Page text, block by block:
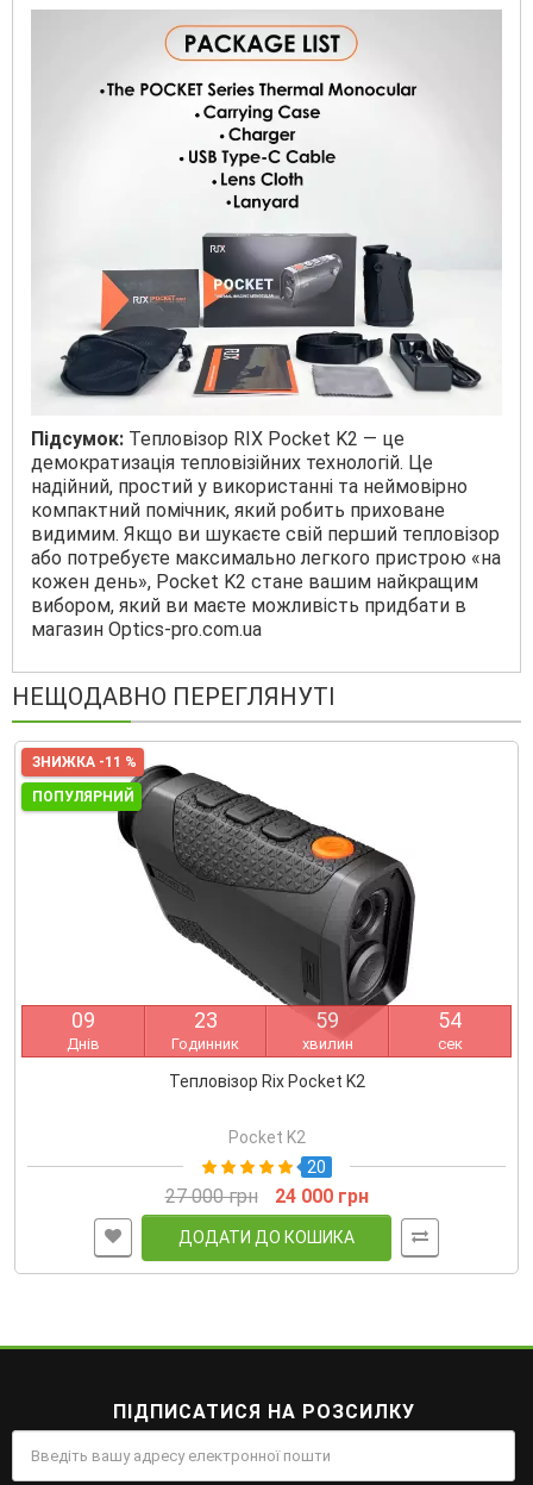
Підсумок: Тепловізор RIX Pocket K2 — це
демократизація тепловізійних технологій. Це
надійний, простий у використанні та неймовірно
компактний помічник, який робить приховане
видимим. Якщо ви шукаєте свій перший тепловізор
або потребуєте максимально легкого пристрою «на
кожен день», Pocket K2 стане вашим найкращим
вибором, який ви маєте можливість придбати в
магазин Optics-pro.com.ua
НЕЩОДАВНО ПЕРЕГЛЯНУТІ
ЗНИЖКА -11 %
ПОПУЛЯРНИЙ
09
Днів
23
Годинник
59
хвилин
54
сек
Тепловізор Rix Pocket K2
Pocket K2
20
27 000 грн 24 000 грн
ДОДАТИ ДО КОШИКА
ПІДПИСАТИСЯ НА РОЗСИЛКУ